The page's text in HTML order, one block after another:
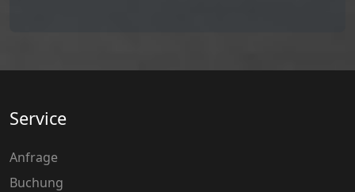
Service
Anfrage
Buchung